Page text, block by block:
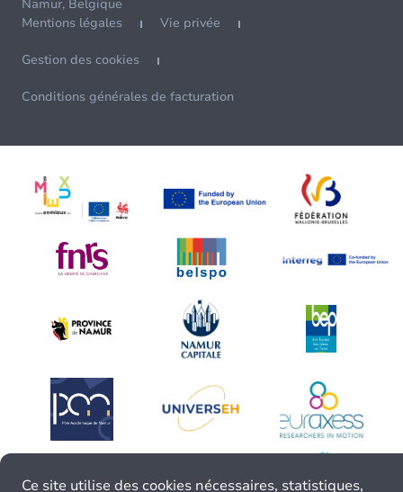
Namur, Belgique
Mentions légales
Vie privée
Gestion des cookies
Conditions générales de facturation
Ce site utilise des cookies nécessaires, statistiques,